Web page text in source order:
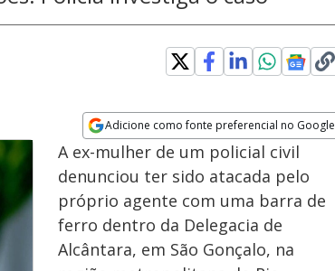
Adicione como fonte preferencial no Google
Opens in new window
A ex-mulher de um policial civil
denunciou ter sido atacada pelo
próprio agente com uma barra de
ferro dentro da Delegacia de
Alcântara, em São Gonçalo, na